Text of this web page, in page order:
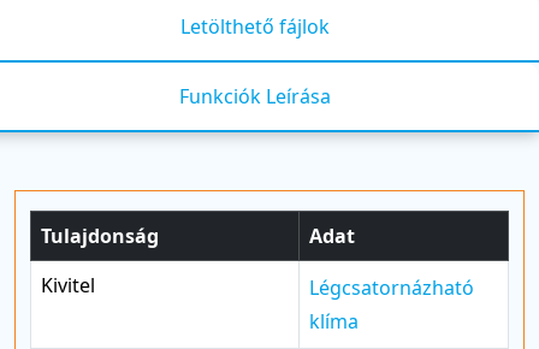
Letölthető fájlok
Funkciók Leírása
Tulajdonság
Adat
Kivitel
Légcsatornázható
klíma